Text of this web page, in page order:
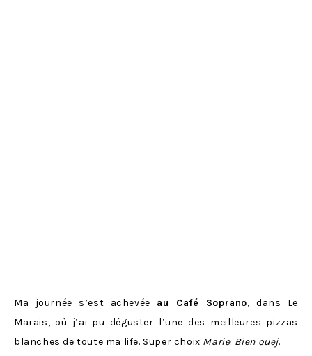
Ma journée s’est achevée au Café Soprano, dans Le
Marais, où j’ai pu déguster l’une des meilleures pizzas
blanches de toute ma life. Super choix Marie. Bien ouej.